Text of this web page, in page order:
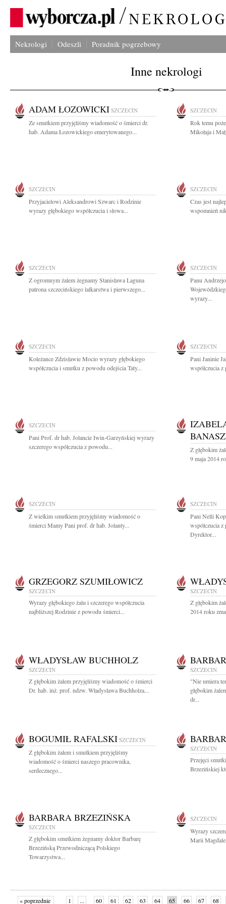
Nekrologi Odeszli Poradnik pogrzebowy
Inne nekrologi
ADAM ŁOZOWICKI SZCZECIN
Ze smutkiem przyjęliśmy wiadomość o śmierci dr.
hab. Adama Łozowickiego emerytowanego...
SZCZECIN
Rok temu
Mikołaja i
SZCZECIN
Przyjacielowi Aleksandrowi Szwarc i Rodzinie
wyrazy głębokiego współczucia i słowa...
SZCZECIN
Czas jest
wspomnień
SZCZECIN
Z ogromnym żalem żegnamy Stanisława Laguna
patrona szczecińskiego lalkarstwa i pierwszego...
SZCZECIN
Panu
wyrazy...
SZCZECIN
Koleżance Zdzisławie Mocio wyrazy głębokiego
współczucia i smutku z powodu odejścia Taty...
SZCZECIN
Pani Janinie
współczucia
SZCZECIN
Pani Prof. dr hab. Jolancie Iwin-Garzyńskiej wyrazy
szczerego współczucia z powodu...
Z głębokim
9 maja 2014
SZCZECIN
Z wielkim smutkiem przyjęliśmy wiadomość o
śmierci Mamy Pani prof. dr hab. Jolanty...
SZCZECIN
Pani Nelli
współczucia
Dyrektor...
GRZEGORZ SZUMIŁOWICZ
SZCZECIN
Wyrazy głębokiego żalu i szczerego współczucia
najbliższej Rodzinie z powodu śmierci...
SZCZECIN
Z głębokim
2014 roku
WŁADYSŁAW BUCHHOLZ
SZCZECIN
Z głębokim żalem przyjęliśmy wiadomość o śmierci
Dr. hab. inż. prof. ndzw. Władysława Buchholza...
SZCZECIN
"Nie umiera
głębokim
dr...
BOGUMIŁ RAFALSKI SZCZECIN
Z głębokim żalem i smutkiem przyjęliśmy
wiadomość o śmierci naszego pracownika,
serdecznego...
SZCZECIN
Przejęci
Brzezińskiej
BARBARA BRZEZIŃSKA
SZCZECIN
Z głębokim smutkiem żegnamy doktor Barbarę
Brzezińską Przewodniczącą Polskiego
Towarzystwa...
SZCZECIN
Wyrazy
Marii
« poprzednie 1 ... 60 61 62 63 64 65 66 67 68